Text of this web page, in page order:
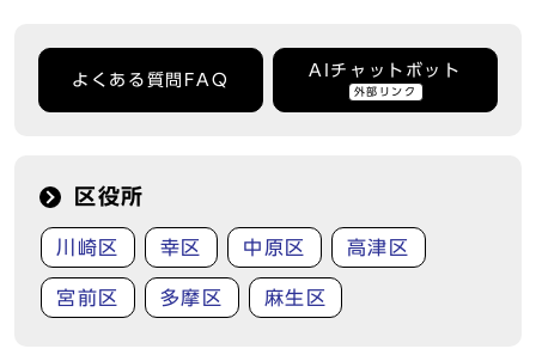
よくある質問FAQ
AIチャットボット
外部リンク
区役所
川崎区 幸区 中原区 高津区
宮前区 多摩区 麻生区